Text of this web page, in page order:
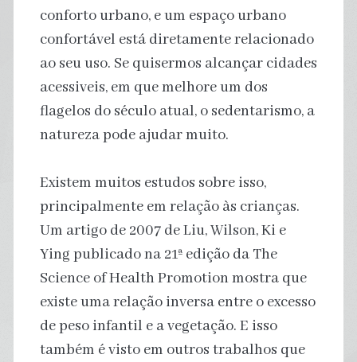
conforto urbano, e um espaço urbano
confortável está diretamente relacionado
ao seu uso. Se quisermos alcançar cidades
acessiveis, em que melhore um dos
flagelos do século atual, o sedentarismo, a
natureza pode ajudar muito.
Existem muitos estudos sobre isso,
principalmente em relação às crianças.
Um artigo de 2007 de Liu, Wilson, Ki e
Ying publicado na 21ª edição da The
Science of Health Promotion mostra que
existe uma relação inversa entre o excesso
de peso infantil e a vegetação. E isso
também é visto em outros trabalhos que